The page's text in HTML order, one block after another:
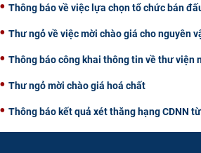
Thông báo về việc lựa chọn tổ chức bán
Thư ngỏ về việc mời chào giá cho nguyên
Thông báo công khai thông tin về thư viện
Thư ngỏ mời chào giá hoá chất
Thông báo kết quả xét thăng hạng CDNN